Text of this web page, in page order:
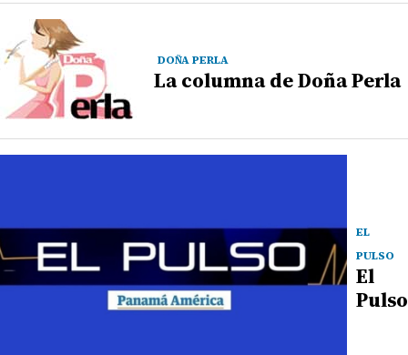
DOÑA PERLA
La columna de Doña Perla
EL
PULSO
El
Pulso